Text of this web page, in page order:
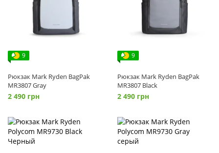
9
Рюкзак Mark Ryden BagPak
MR3807 Gray
2 490 грн
9
Рюкзак Mark Ryden BagPak
MR3807 Black
2 490 грн